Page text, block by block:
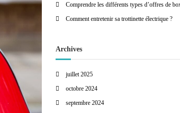
Comprendre les différents types d’offres de
Comment entretenir sa trottinette électrique ?
Archives
juillet 2025
octobre 2024
septembre 2024